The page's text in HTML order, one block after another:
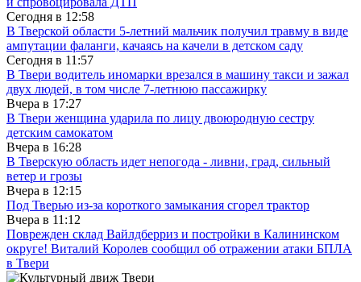
Сегодня в 12:58
В Тверской области 5-летний мальчик получил травму в виде
ампутации фаланги, качаясь на качели в детском саду
Сегодня в 11:57
В Твери водитель иномарки врезался в машину такси и зажал
двух людей, в том числе 7-летнюю пассажирку
Вчера в 17:27
В Твери женщина ударила по лицу двоюродную сестру
детским самокатом
Вчера в 16:28
В Тверскую область идет непогода - ливни, град, сильный
ветер и грозы
Вчера в 12:15
Под Тверью из-за короткого замыкания сгорел трактор
Вчера в 11:12
Поврежден склад Вайлдберриз и постройки в Калининском
округе! Виталий Королев сообщил об отражении атаки БПЛА
в Твери